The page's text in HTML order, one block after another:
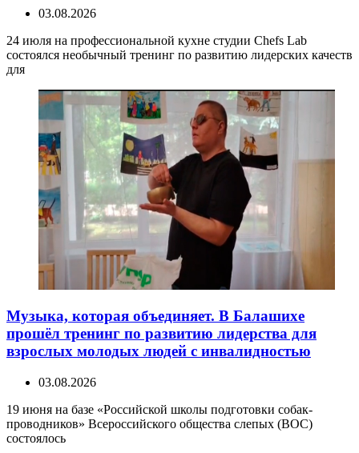
03.08.2026
24 июля на профессиональной кухне студии Chefs Lab
состоялся необычный тренинг по развитию лидерских качеств
для
Музыка, которая объединяет. В Балашихе
прошёл тренинг по развитию лидерства для
взрослых молодых людей с инвалидностью
03.08.2026
19 июня на базе «Российской школы подготовки собак-
проводников» Всероссийского общества слепых (ВОС)
состоялось